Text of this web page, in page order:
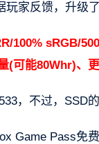
家反馈，升级
100% sRGB/
(可能80Whr)、
，不过，SSD
Game Pass免费